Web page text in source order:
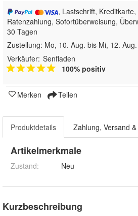
, Lastschrift,
Ratenzahlung, Sofortüberweisung,
30 Tagen
Zustellung: Mo, 10. Aug. bis Mi, 12. Aug.
Verkäufer: Senfladen
100% positiv
Merken Teilen
Produktdetails Zahlung, Versand
Artikelmerkmale
Zustand: Neu
Kurzbeschreibung